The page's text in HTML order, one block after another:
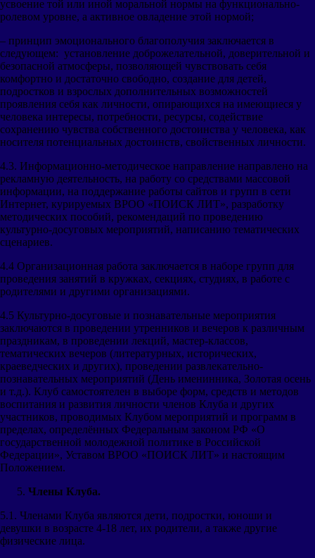
усвоение той или иной моральной нормы на функционально-
ролевом уровне, а активное овладение этой нормой;
– принцип эмоционального благополучия заключается в
следующем: установление доброжелательной, доверительной и
безопасной атмосферы, позволяющей чувствовать себя
комфортно и достаточно свободно, создание для детей,
подростков и взрослых дополнительных возможностей
проявления себя как личности, опирающихся на имеющиеся у
человека интересы, потребности, ресурсы, содействие
сохранению чувства собственного достоинства у человека, как
носителя потенциальных достоинств, свойственных личности.
4.3. Информационно-методическое направление направлено на
рекламную деятельность, на работу со средствами массовой
информации, на поддержание работы сайтов и групп в сети
Интернет, курируемых ВРОО «ПОИСК ЛИТ», разработку
методических пособий, рекомендаций по проведению
культурно-досуговых мероприятий, написанию тематических
сценариев.
4.4 Организационная работа заключается в наборе групп для
проведения занятий в кружках, секциях, студиях, в работе с
родителями и другими организациями.
4.5 Культурно-досуговые и познавательные мероприятия
заключаются в проведении утренников и вечеров к различным
праздникам, в проведении лекций, мастер-классов,
тематических вечеров (литературных, исторических,
краеведческих и других), проведении развлекательно-
познавательных мероприятий (День именинника, Золотая осень
и т.д.). Клуб самостоятелен в выборе форм, средств и методов
воспитания и развития личности членов Клуба и других
участников, проводимых Клубом мероприятий и программ в
пределах, определённых Федеральным законом РФ «О
государственной молодежной политике в Российской
Федерации», Уставом ВРОО «ПОИСК ЛИТ» и настоящим
Положением.
Члены Клуба.
5.1. Членами Клуба являются дети, подростки, юноши и
девушки в возрасте 4-18 лет, их родители, а также другие
физические лица.